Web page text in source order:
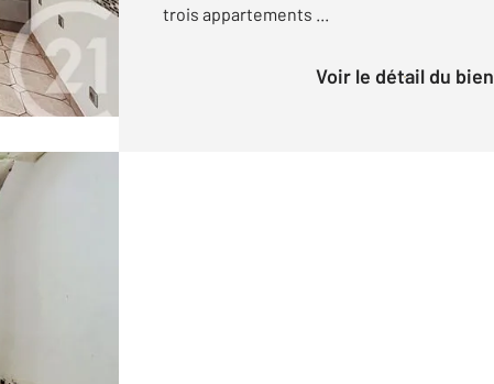
trois appartements ...
Voir le détail du bien